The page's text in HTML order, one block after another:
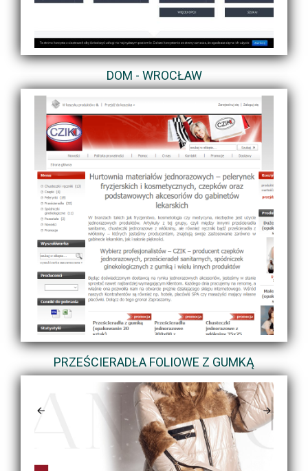
DOM - WROCŁAW
PRZEŚCIERADŁA FOLIOWE Z GUMKĄ